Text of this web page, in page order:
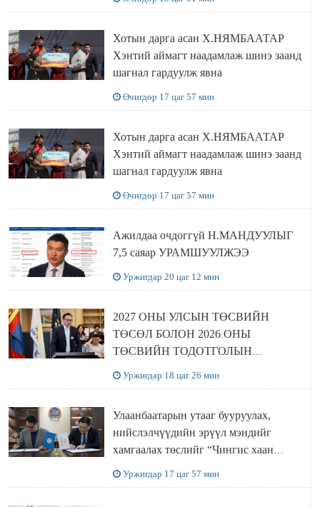
Хотын дарга асан Х.НЯМБААТАР
Хэнтий аймагт наадамлаж шинэ заанд
шагнал гардуулж явна
Өчигдөр 17 цаг 57 мин
Хотын дарга асан Х.НЯМБААТАР
Хэнтий аймагт наадамлаж шинэ заанд
шагнал гардуулж явна
Өчигдөр 17 цаг 57 мин
Ажилдаа очдоггүй Н.МАНДУУЛЫГ
7,5 саяар УРАМШУУЛЖЭЭ
Уржигдар 20 цаг 12 мин
2027 ОНЫ УЛСЫН ТӨСВИЙН
ТӨСӨЛ БОЛОН 2026 ОНЫ
ТӨСВИЙН ТОДОТГОЛЫН
ТӨСЛИЙН ОЛОН НИЙТИЙН
ХЭЛЭЛЦҮҮЛЭГ БОЛЛОО
Уржигдар 18 цаг 26 мин
Улаанбаатарын утааг бууруулах,
нийслэлчүүдийн эрүүл мэндийг
хамгаалах төслийг “Чингис хаан
баялгийн сан нэгдэл” ХХК-тай
хамтран хэрэгжүүлнэ
Уржигдар 17 цаг 57 мин